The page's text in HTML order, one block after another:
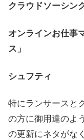
クラウドソーシン
オンラインお仕事
ス」
シュフティ
特にランサースと
の方に御用達のよ
の更新にネタがな